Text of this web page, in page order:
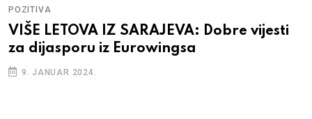
POZITIVA
VIŠE LETOVA IZ SARAJEVA: Dobre vijesti
za dijasporu iz Eurowingsa
9. JANUAR 2024.